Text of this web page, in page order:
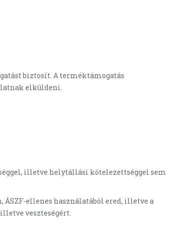
biztosít. A terméktámogatás
elküldeni.
illetve helytállási kötelezettséggel sem
ellenes használatából ered, illetve a
veszteségért.